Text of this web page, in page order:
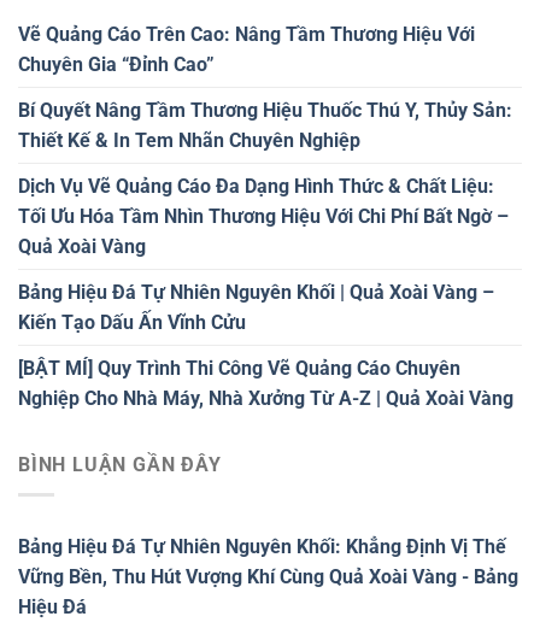
Vẽ Quảng Cáo Trên Cao: Nâng Tầm Thương Hiệu Với
Chuyên Gia “Đỉnh Cao”
Bí Quyết Nâng Tầm Thương Hiệu Thuốc Thú Y, Thủy Sản:
Thiết Kế & In Tem Nhãn Chuyên Nghiệp
Dịch Vụ Vẽ Quảng Cáo Đa Dạng Hình Thức & Chất Liệu:
Tối Ưu Hóa Tầm Nhìn Thương Hiệu Với Chi Phí Bất Ngờ –
Quả Xoài Vàng
Bảng Hiệu Đá Tự Nhiên Nguyên Khối | Quả Xoài Vàng –
Kiến Tạo Dấu Ấn Vĩnh Cửu
[BẬT MÍ] Quy Trình Thi Công Vẽ Quảng Cáo Chuyên
Nghiệp Cho Nhà Máy, Nhà Xưởng Từ A-Z | Quả Xoài Vàng
BÌNH LUẬN GẦN ĐÂY
Bảng Hiệu Đá Tự Nhiên Nguyên Khối: Khẳng Định Vị Thế
Vững Bền, Thu Hút Vượng Khí Cùng Quả Xoài Vàng - Bảng
Hiệu Đá